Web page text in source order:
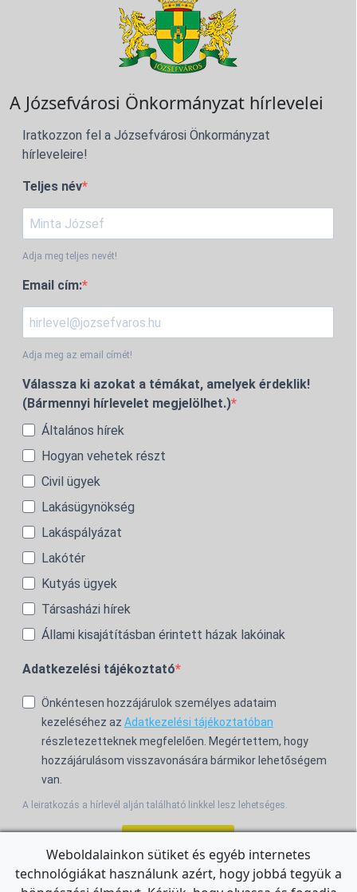
A Józsefvárosi Önkormányzat hírlevelei
Iratkozzon fel a Józsefvárosi Önkormányzat
hírleveleire!
Teljes név
Adja meg teljes nevét!
Email cím:
Adja meg az email címét!
Válassza ki azokat a témákat, amelyek érdeklik!
(Bármennyi hírlevelet megjelölhet.)
Általános hírek
Hogyan vehetek részt
Civil ügyek
Lakásügynökség
Lakáspályázat
Lakótér
Kutyás ügyek
Társasházi hírek
Állami kisajátításban érintett házak lakóinak
Adatkezelési tájékoztató
Önkéntesen hozzájárulok személyes adataim
kezeléséhez az Adatkezelési tájékoztatóban
részletezetteknek megfelelően. Megértettem, hogy
hozzájárulásom visszavonására bármikor lehetőségem
van.
A leiratkozás a hírlevél alján található linkkel lesz lehetséges.
For the English Newsletter, clickHERE.
Weboldalainkon sütiket és egyéb internetes
technológiákat használunk azért, hogy jobbá tegyük a